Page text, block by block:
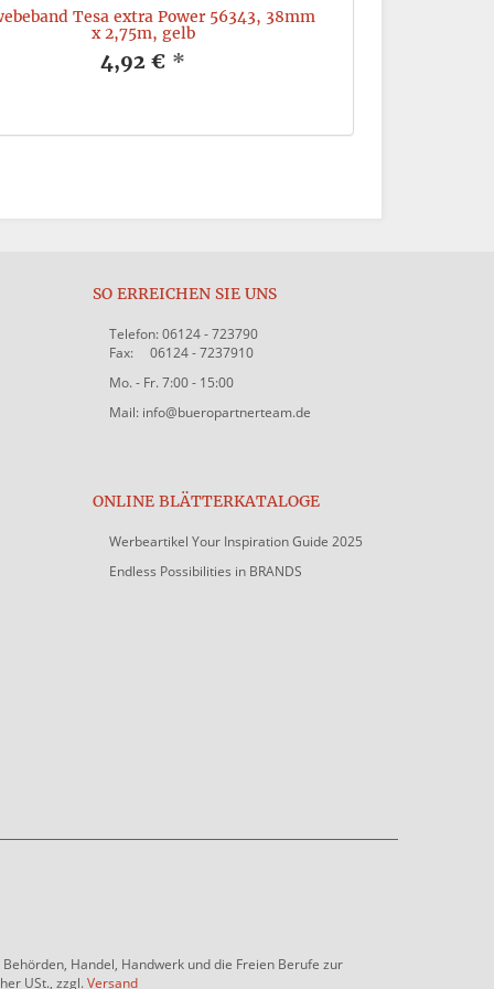
Tesa extra Power 56343, 38mm
x 2,75m, gelb
4,92 € *
SO ERREICHEN SIE UNS
Telefon: 06124 - 723790
Fax: 06124 - 7237910
Mo. - Fr. 7:00 - 15:00
Mail: info@bueropartnerteam.de
ONLINE BLÄTTERKATALOGE
Werbeartikel Your Inspiration Guide 2025
Endless Possibilities in BRANDS
Handel, Handwerk und die Freien Berufe zur
USt., zzgl.Versand